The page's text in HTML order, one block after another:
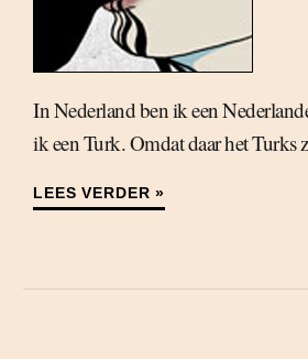
In Nederland ben ik een
ik een Turk. Omdat daar het Turks
LEES VERDER »